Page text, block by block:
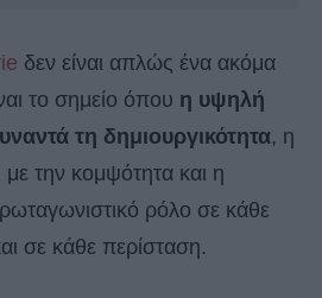
δεν είναι απλώς ένα ακόμα
το σημείο όπου η υψηλή
τη δημιουργικότητα, η
με την κομψότητα και η
ρόλο σε κάθε
σε κάθε περίσταση.